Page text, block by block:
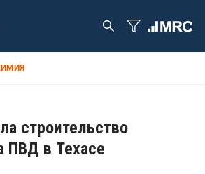
строительство
ПВД в Техасе